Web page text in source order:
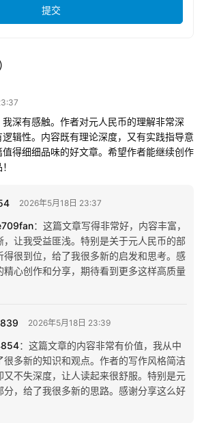
提交
深有感触。作者对元人民币的理解非常深
辑性。内容既有理论深度，又有实践指导意
值得细细品味的好文章。希望作者能继续创作
2026年5月18日 23:37
： 这篇文章写得非常好，内容丰富，
，让我受益匪浅。特别是关于元人民币的部
得很到位，给了我很多新的启发和思考。感
精心创作和分享，期待看到更多这样高质量
2026年5月18日 23:39
： 这篇文章的内容非常有价值，我从中
很多新的知识和观点。作者的写作风格简洁
又不失深度，让人读起来很舒服。特别是元
分，给了我很多新的思路。感谢分享这么好